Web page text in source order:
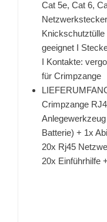
Cat 5e, Cat 6,
Knickschutztülle
geeignet I
I Kontakte:
für Crimpzange
Crimpzange
Batterie) + 1x
20x Rj45
20x Einführhilfe